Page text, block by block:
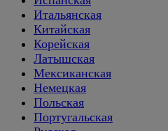
Итальянская
Китайская
Корейская
Латышская
Мексиканская
Немецкая
Польская
Португальская